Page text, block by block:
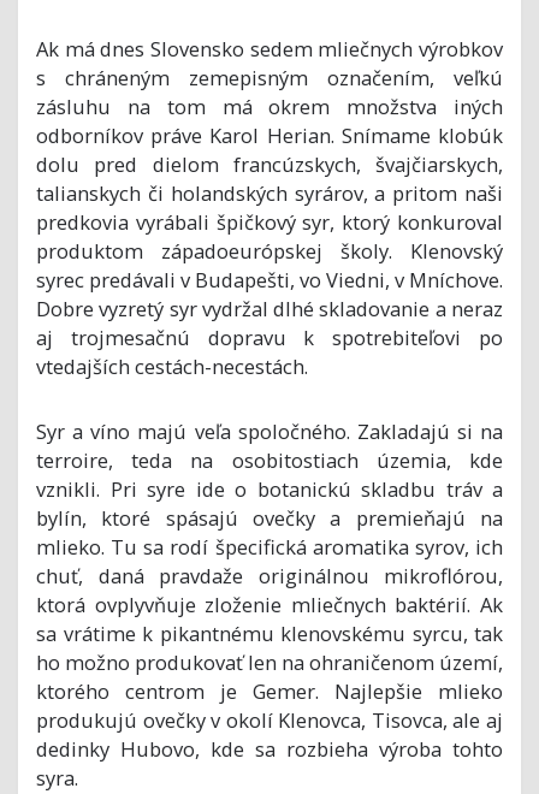
Ak má dnes Slovensko sedem mliečnych výrobkov
s chráneným zemepisným označením, veľkú
zásluhu na tom má okrem množstva iných
odborníkov práve Karol Herian. Snímame klobúk
dolu pred dielom francúzskych, švajčiarskych,
talianskych či holandských syrárov, a pritom naši
predkovia vyrábali špičkový syr, ktorý konkuroval
produktom západoeurópskej školy. Klenovský
syrec predávali v Budapešti, vo Viedni, v Mníchove.
Dobre vyzretý syr vydržal dlhé skladovanie a neraz
aj trojmesačnú dopravu k spotrebiteľovi po
vtedajších cestách-necestách.
Syr a víno majú veľa spoločného. Zakladajú si na
terroire, teda na osobitostiach územia, kde
vznikli. Pri syre ide o botanickú skladbu tráv a
bylín, ktoré spásajú ovečky a premieňajú na
mlieko. Tu sa rodí špecifická aromatika syrov, ich
chuť, daná pravdaže originálnou mikroflórou,
ktorá ovplyvňuje zloženie mliečnych baktérií. Ak
sa vrátime k pikantnému klenovskému syrcu, tak
ho možno produkovať len na ohraničenom území,
ktorého centrom je Gemer. Najlepšie mlieko
produkujú ovečky v okolí Klenovca, Tisovca, ale aj
dedinky Hubovo, kde sa rozbieha výroba tohto
syra.